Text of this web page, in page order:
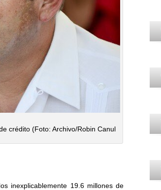
crédito (Foto: Archivo/Robin Canul
inexplicablemente 19.6 millones de